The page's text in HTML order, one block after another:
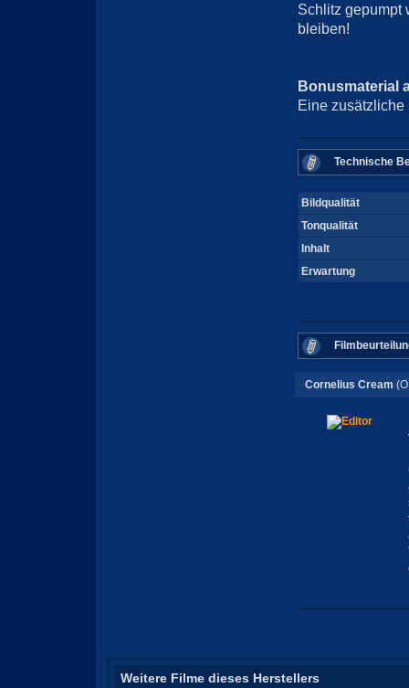
Schlitz gepumpt
bleiben!
Bonusmaterial
Eine
Technische
Bildqualität
Tonqualität
Inhalt
Erwartung
Cornelius Cream
Weitere Filme dieses Herstellers